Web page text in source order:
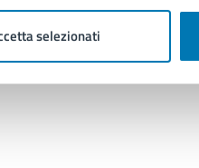
selezionati